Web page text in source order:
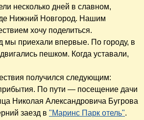
несколько дней в славном,
Нижний Новгород. Нашим
хочу поделиться.
мы приехали впервые. По городу, в
пешком. Когда уставали,
получился следующим:
По пути — посещение дачи
Николая Александровича Бугрова
заезд в "Маринс Парк отель".